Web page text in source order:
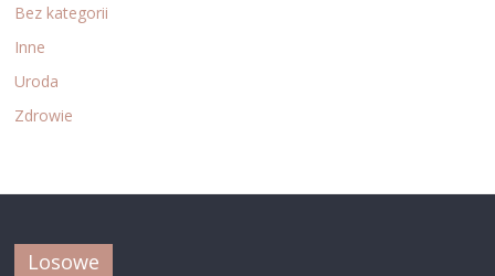
Bez kategorii
Inne
Uroda
Zdrowie
Losowe